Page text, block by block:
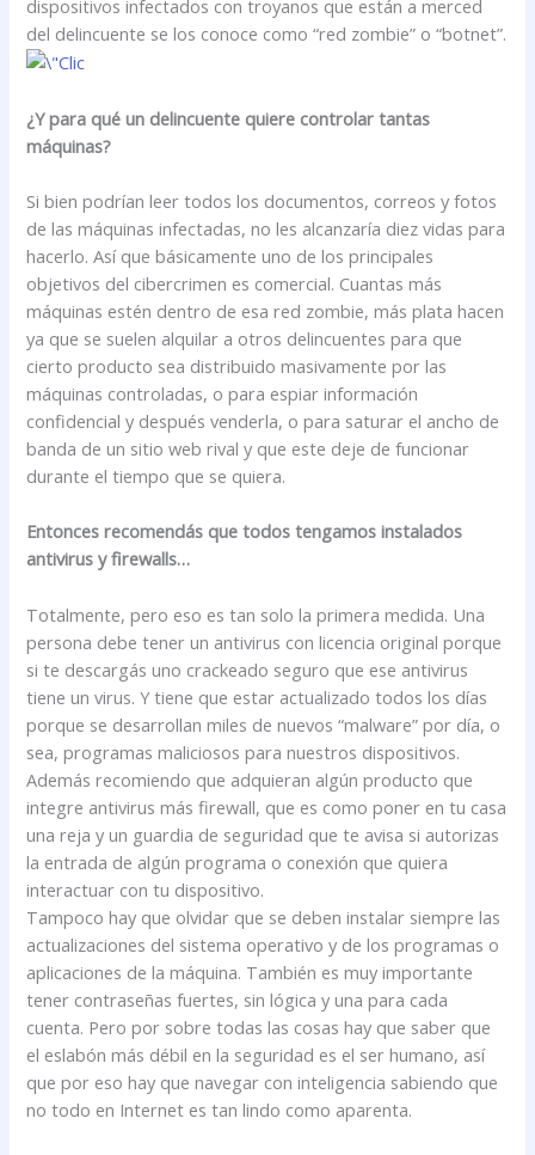
dispositivos infectados con troyanos que están a merced
del delincuente se los conoce como “red zombie” o “botnet”.
¿Y para qué un delincuente quiere controlar tantas
máquinas?
Si bien podrían leer todos los documentos, correos y fotos
de las máquinas infectadas, no les alcanzaría diez vidas para
hacerlo. Así que básicamente uno de los principales
objetivos del cibercrimen es comercial. Cuantas más
máquinas estén dentro de esa red zombie, más plata hacen
ya que se suelen alquilar a otros delincuentes para que
cierto producto sea distribuido masivamente por las
máquinas controladas, o para espiar información
confidencial y después venderla, o para saturar el ancho de
banda de un sitio web rival y que este deje de funcionar
durante el tiempo que se quiera.
Entonces recomendás que todos tengamos instalados
antivirus y firewalls…
Totalmente, pero eso es tan solo la primera medida. Una
persona debe tener un antivirus con licencia original porque
si te descargás uno crackeado seguro que ese antivirus
tiene un virus. Y tiene que estar actualizado todos los días
porque se desarrollan miles de nuevos “malware” por día, o
sea, programas maliciosos para nuestros dispositivos.
Además recomiendo que adquieran algún producto que
integre antivirus más firewall, que es como poner en tu casa
una reja y un guardia de seguridad que te avisa si autorizas
la entrada de algún programa o conexión que quiera
interactuar con tu dispositivo.
Tampoco hay que olvidar que se deben instalar siempre las
actualizaciones del sistema operativo y de los programas o
aplicaciones de la máquina. También es muy importante
tener contraseñas fuertes, sin lógica y una para cada
cuenta. Pero por sobre todas las cosas hay que saber que
el eslabón más débil en la seguridad es el ser humano, así
que por eso hay que navegar con inteligencia sabiendo que
no todo en Internet es tan lindo como aparenta.